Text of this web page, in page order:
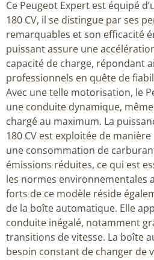
Ce Peugeot Expert est équipé
180 CV, il se distingue par ses
remarquables et son efficacité
puissant assure une
capacité de charge, répondant
professionnels en quête de
Avec une telle motorisation, le
une conduite dynamique,
chargé au maximum. La
180 CV est exploitée de
une consommation de
émissions réduites, ce qui est
les normes environnementales
forts de ce modèle réside
de la boîte automatique. Elle
conduite inégalé, notamment
transitions de vitesse. La boîte
besoin constant de changer de